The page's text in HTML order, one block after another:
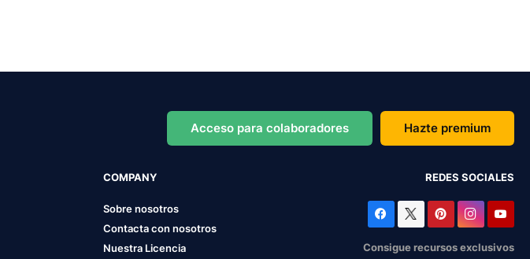
Acceso para colaboradores Hazte premium
COMPANY
Sobre nosotros
Contacta con nosotros
Nuestra Licencia
REDES SOCIALES
Consigue recursos exclusivos